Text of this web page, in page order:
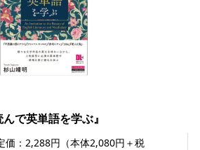
で英単語を学ぶ』
：2,288円（本体2,080円＋税